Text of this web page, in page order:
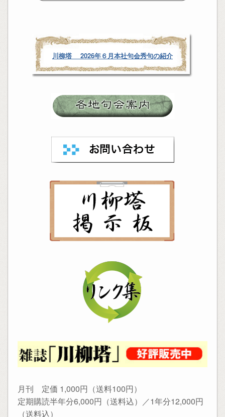
川柳塔 2026年６月本社句会秀句の紹介
月刊 定価 1,000円（送料100円）
定期購読半年分6,000円（送料込）／1年分12,000円
（送料込）